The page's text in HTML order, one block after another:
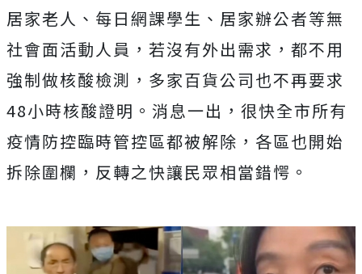
居家老人、每日網課學生、居家辦公者等無
社會面活動人員，若沒有外出需求，都不用
強制做核酸檢測，多家百貨公司也不再要求
48小時核酸證明。消息一出，很快全市所有
疫情防控臨時管控區都被解除，各區也開始
拆除圍欄，反轉之快讓民眾相當錯愕。